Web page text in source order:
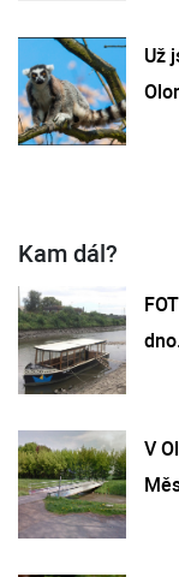
Už
Kam dál?
V